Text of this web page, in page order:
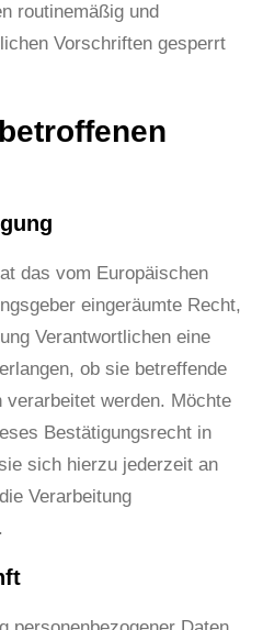
routinemäßig und
Vorschriften gesperrt
das vom Europäischen
eingeräumte Recht,
Verantwortlichen eine
ob sie betreffende
verarbeitet werden. Möchte
Bestätigungsrecht in
sich hierzu jederzeit an
Verarbeitung